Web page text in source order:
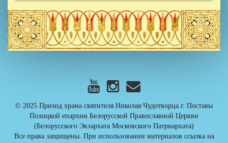
© 2025 Приход храма cвятителя Николая Чудотворца г. Поставы
Полоцкой епархии Белорусской Православной Церкви
(Белорусского Экзархата Московского Патриархата)
Все права защищены. При использовании материалов ссылка на